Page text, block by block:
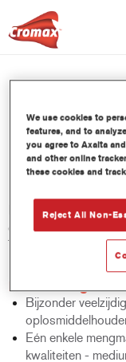
AM87
De Centari
Topcoat en Basecoat
Product-
Bijzonder
Eén enkele
kwaliteiten -
We use cookies to
features, and to
you agree to Axalta
and other online
these cookies and
Reject All Non-